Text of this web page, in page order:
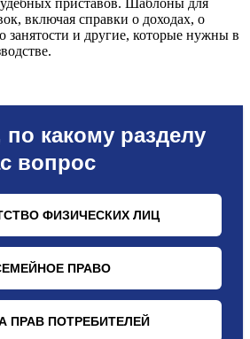
включая справки о доходах, о
и другие, которые нужны в